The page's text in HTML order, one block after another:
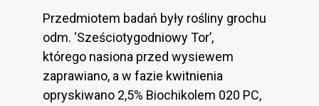
Przedmiotem badań były rośliny grochu
odm. ‘Sześciotygodniowy Tor’,
którego nasiona przed wysiewem
zaprawiano, a w fazie kwitnienia
opryskiwano 2,5% Biochikolem 020 PC,